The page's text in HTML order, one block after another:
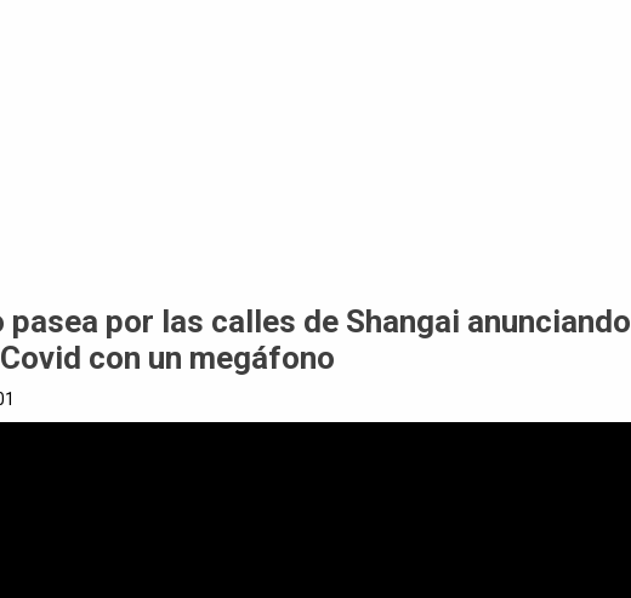
por las calles de Shangai anunciando
con un megáfono